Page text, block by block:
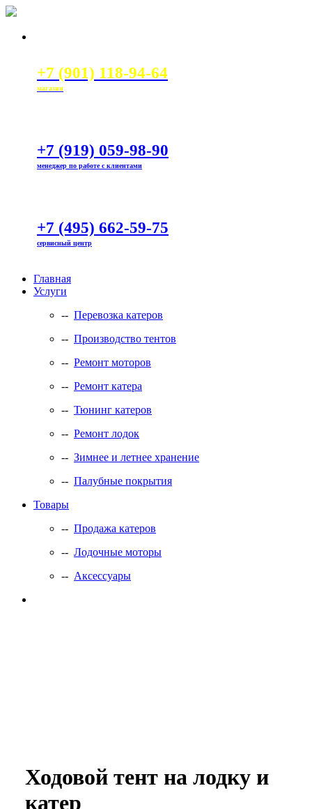
+7 (901) 118-94-64
магазин
+7 (919) 059-98-90
менеджер по работе с клиентами
+7 (495) 662-59-75
сервисный центр
Главная
Услуги
-- Перевозка катеров
-- Производство тентов
-- Ремонт моторов
-- Ремонт катера
-- Тюнинг катеров
-- Ремонт лодок
-- Зимнее и летнее хранение
-- Палубные покрытия
Товары
-- Продажа катеров
-- Лодочные моторы
-- Аксессуары
Ходовой тент на лодку и
катер